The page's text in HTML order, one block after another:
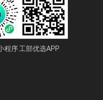
程序工部优选APP